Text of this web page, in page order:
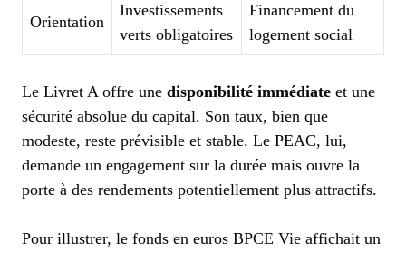
Orientation
Investissements
verts obligatoires
Financement du
logement social
Le Livret A offre une disponibilité immédiate et une
sécurité absolue du capital. Son taux, bien que
modeste, reste prévisible et stable. Le PEAC, lui,
demande un engagement sur la durée mais ouvre la
porte à des rendements potentiellement plus attractifs.
Pour illustrer, le fonds en euros BPCE Vie affichait un